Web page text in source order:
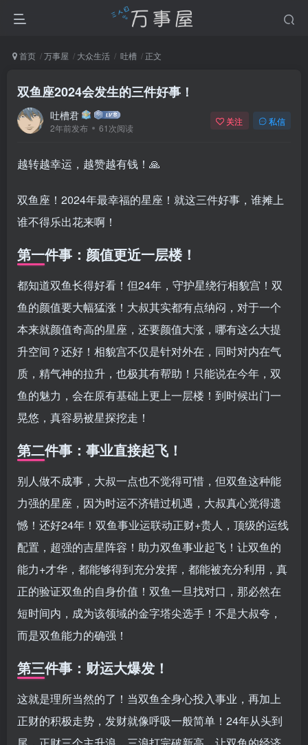
首页 万事屋 大众生活 吐槽 正文
双鱼座2024会发生的三件好事！
吐槽君
2年前发布 61次阅读
关注 私信
越转越幸运，越赞越有钱！🙏
双鱼座！2024年最幸福的星座！就这三件好事，谁摊上
谁不得乐出花来啊！
第一件事：颜值更近一层楼！
都知道双鱼长得好看！但24年，守护星绕行相貌宫！双
鱼的颜值要大幅猛涨！大叔其实都有点纳闷，对于一个
本来就颜值奇高的星座，还要颜值大涨，哪有这么大提
升空间？还好！相貌宫不仅是针对外在，同时对内在气
质，精气神的拉升，也极其有帮助！只能说在今年，双
鱼的魅力，会在原有基础上更上一层楼！到时候出门一
晃悠，真容易被星探挖走！
第二件事：事业直接起飞！
别人做不成事，大叔一点也不觉得可惜，但双鱼这种能
力强的星座，因为时运不济错过机遇，大叔真心觉得遗
憾！还好24年！双鱼事业运联动正财+贵人，顶级的运线
配置，超强的吉星阵容！助力双鱼事业起飞！让双鱼的
能力+才华，都能够得到充分发挥，都能被充分利用，真
正的验证双鱼的自身价值！双鱼一旦找对口，那必然在
短时间内，成为该领域的金字塔尖选手！不是大叔夸，
而是双鱼能力的确强！
第三件事：财运大爆发！
这就是理所当然的了！当双鱼全身心投入事业，再加上
正财的积极走势，发财就像呼吸一般简单！24年从头到